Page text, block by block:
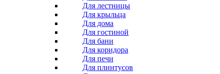
Для лестницы
Для крыльца
Для дома
Для гостиной
Для бани
Для коридора
Для печи
Для плинтусов